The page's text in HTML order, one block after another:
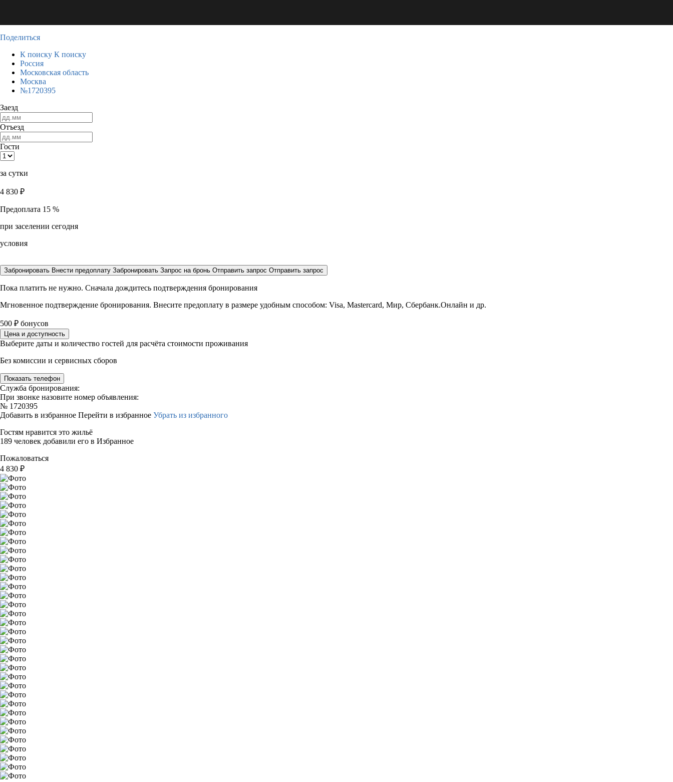
Поделиться
К поиску К поиску
Россия
Московская область
Москва
№1720395
Заезд
Отъезд
Гости
за сутки
4 830 ₽
Предоплата 15 %
при заселении сегодня
условия
Забронировать Внести предоплату Забронировать Запрос на бронь Отправить запрос Отправить запрос
Пока платить не нужно. Сначала дождитесь подтверждения бронирования
Мгновенное подтверждение бронирования. Внесите предоплату в размере удобным способом: Visa, Mastercard, Мир, Сбербанк.Онлайн и др.
500 ₽ бонусов
Цена и доступность
Выберите даты и количество гостей для расчёта стоимости проживания
Без комиссии и сервисных сборов
Показать телефон
Служба бронирования:
При звонке назовите номер объявления:
№ 1720395
Добавить в избранное Перейти в избранное Убрать из избранного
Гостям нравится это жильё
189 человек добавили его в Избранное
Пожаловаться
4 830 ₽